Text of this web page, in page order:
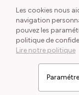
Les cookies nous
navigation
pouvez les
politique de
Lire notre politique
Délais de livraison
Lexique du
Conditions Générales
Cookies et collecte des